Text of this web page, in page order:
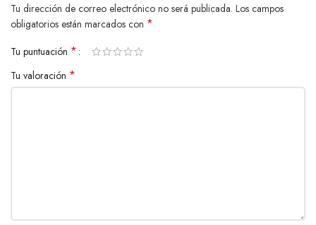
Tu dirección de correo electrónico no será publicada. Los campos
obligatorios están marcados con *
Tu puntuación *
Tu valoración *